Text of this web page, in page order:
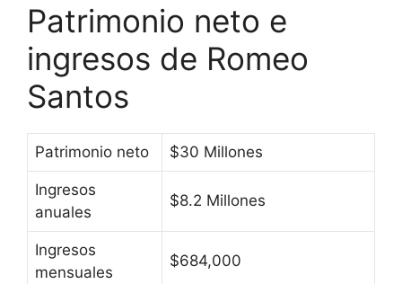
Patrimonio neto e
ingresos de Romeo
Santos
Patrimonio neto $30 Millones
Ingresos
anuales
$8.2 Millones
Ingresos
mensuales
$684,000